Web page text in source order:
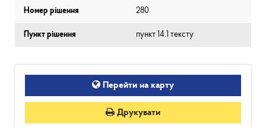
Номер рішення 280
Пункт рішення пункт 14.1 тексту
Перейти на карту
Друкувати